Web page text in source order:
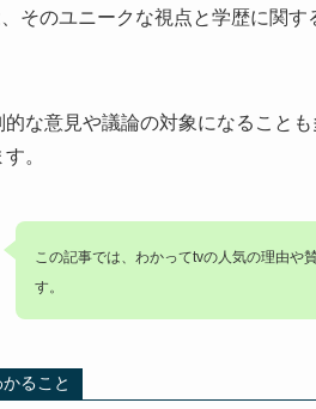
そのユニークな視点と学歴に関
的な意見や議論の対象になること
。
この記事では、わかってtvの人気の理由や
す。
ること